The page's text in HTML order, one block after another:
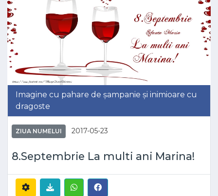
Imagine cu pahare de șampanie și inimioare cu
dragoste
ZIUA NUMELUI 2017-05-23
8.Septembrie La multi ani Marina!